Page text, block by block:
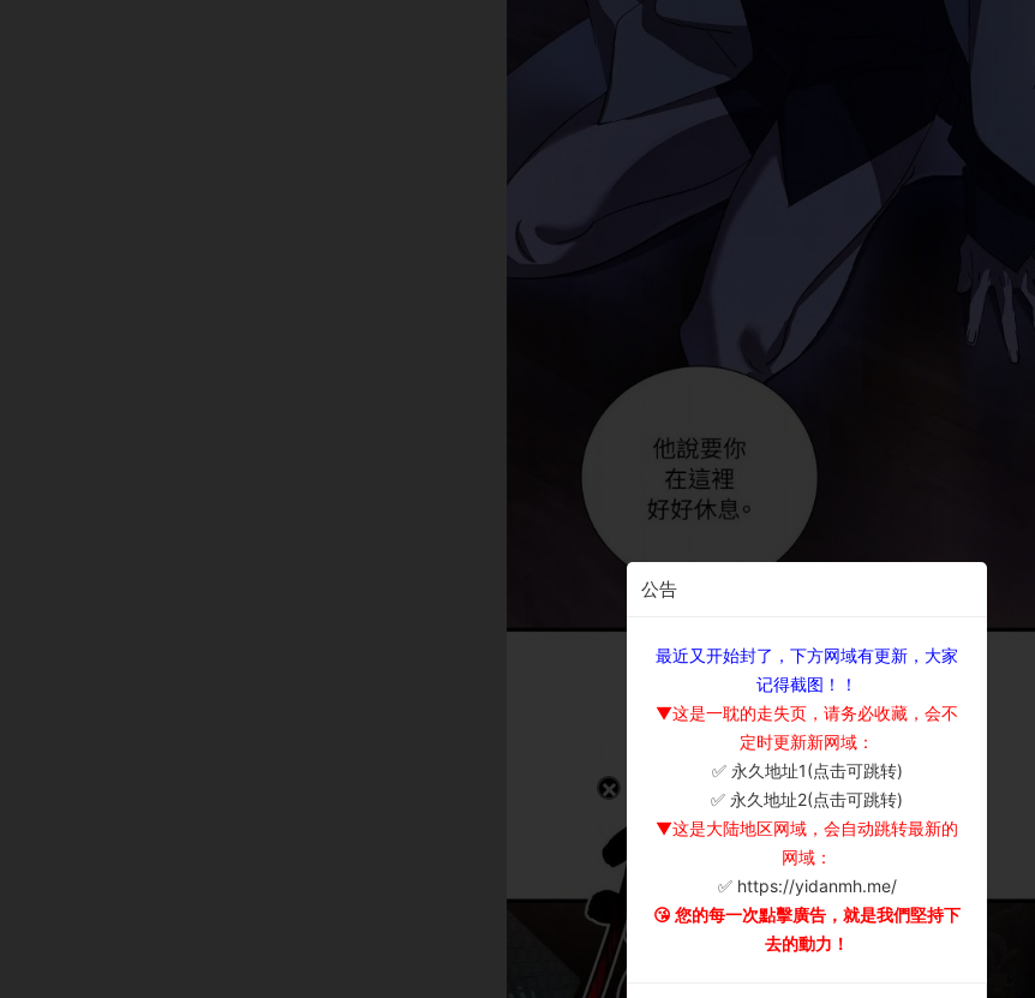
公告
最近又开始封了，下方网域有更新，大家
记得截图！！
▼这是一耽的走失页，请务必收藏，会不
定时更新新网域：
✅ 永久地址1(点击可跳转)
✅ 永久地址2(点击可跳转)
▼这是大陆地区网域，会自动跳转最新的
网域：
✅ https://yidanmh.me/
😘 您的每一次點擊廣告，就是我們堅持下
去的動力！
×